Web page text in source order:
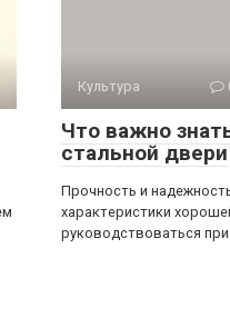
Культура
Что важно
стальной двери
Прочность и
характеристики
руководствоваться при